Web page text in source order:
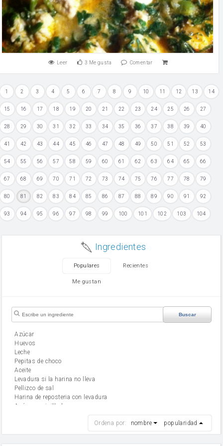
Leer 3 Me gusta Comentar
1 2 3 4 5 6 7 8 9 10 11 12 13 14
15 16 17 18 19 20 21 22 23 24 25 26 27
28 29 30 31 32 33 34 35 36 37 38 39 40
41 42 43 44 45 46 47 48 49 50 51 52 53
54 55 56 57 58 59 60 61 62 63 64 65 66
67 68 69 70 71 72 73 74 75 76 77 78 79
80 81 82 83 84 85 86 87 88 89 90 91 92
93 94 95 96 97 98 99 100 101 102 103 104
Ingredientes
Populares Recientes
Me gustan
Buscar
Azúcar
huevos
leche
Pepitas de choco
aceite
Levadura si la harina no lleva
Pellizco de sal
Harina de reposteria con levadura
Azúcar avainillado
mantequilla
Ordena por: nombre popularidad